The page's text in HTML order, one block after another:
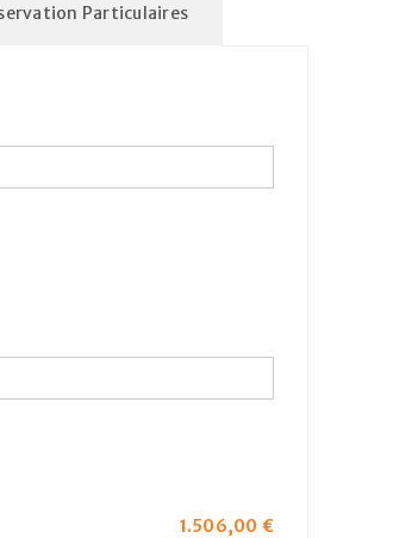
Particulaires
1.506,00 €